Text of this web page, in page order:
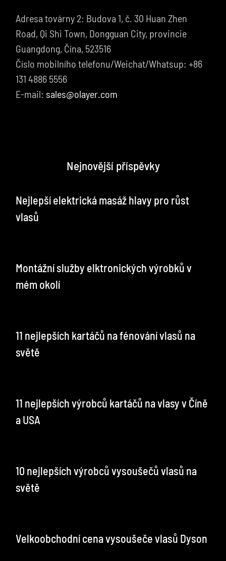
Adresa továrny 2: Budova 1, č. 30 Huan Zhen
Road, Qi Shi Town, Dongguan City, provincie
Guangdong, Čína, 523516
Číslo mobilního telefonu/Weichat/Whatsup: +86
131 4886 5556
E-mail: sales@olayer.com
Nejnovější příspěvky
Nejlepší elektrická masáž hlavy pro růst
vlasů
Montážní služby elktronických výrobků v
mém okolí
11 nejlepších kartáčů na fénování vlasů na
světě
11 nejlepších výrobců kartáčů na vlasy v Číně
a USA
10 nejlepších výrobců vysoušečů vlasů na
světě
Velkoobchodní cena vysoušeče vlasů Dyson